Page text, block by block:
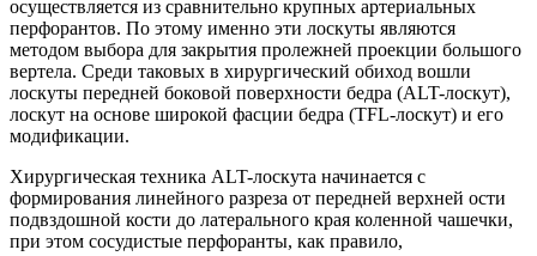
осуществляется из сравнительно крупных артериальных
перфорантов. По этому именно эти лоскуты являются
методом выбора для закрытия пролежней проекции большого
вертела. Среди таковых в хирургический обиход вошли
лоскуты передней боковой поверхности бедра (ALT-лоскут),
лоскут на основе широкой фасции бедра (TFL-лоскут) и его
модификации.
Хирургическая техника ALT-лоскута начинается с
формирования линейного разреза от передней верхней ости
подвздошной кости до латерального края коленной чашечки,
при этом сосудистые перфоранты, как правило,